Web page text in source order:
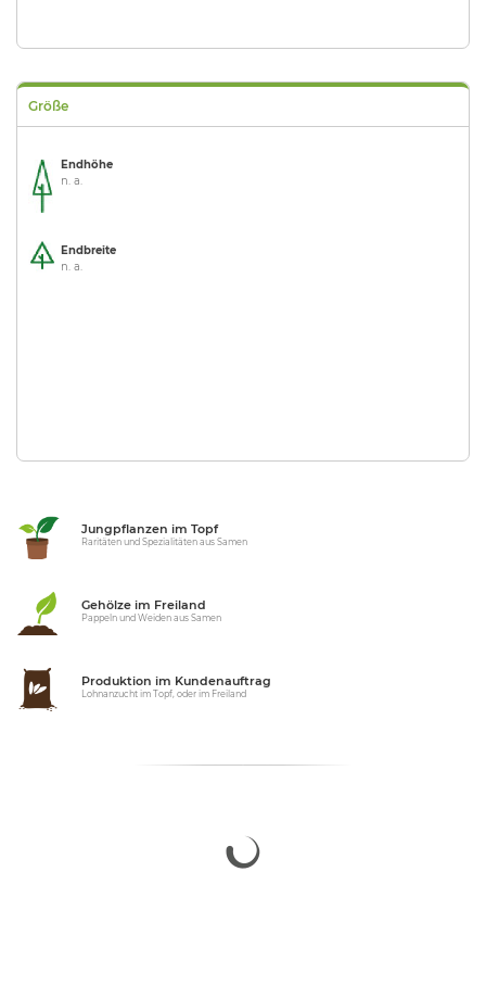
Größe
Endhöhe
n. a.
Endbreite
n. a.
Jungpflanzen im Topf
Raritäten und Spezialitäten aus Samen
Gehölze im Freiland
Pappeln und Weiden aus Samen
Produktion im Kundenauftrag
Lohnanzucht im Topf, oder im Freiland